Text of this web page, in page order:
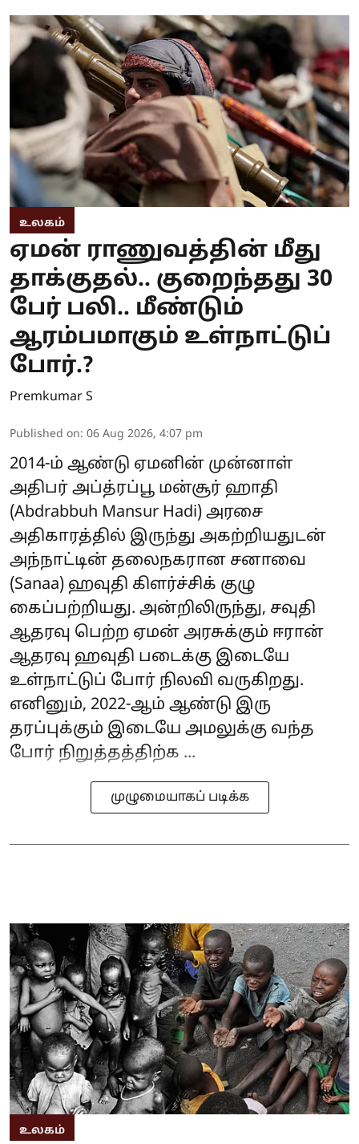
உலகம்
ஏமன் ராணுவத்தின் மீது
தாக்குதல்.. குறைந்தது 30
பேர் பலி.. மீண்டும்
ஆரம்பமாகும் உள்நாட்டுப்
போர்.?
Premkumar S
Published on: 06 Aug 2026, 4:07 pm
2014-ம் ஆண்டு ஏமனின் முன்னாள்
அதிபர் அப்த்ரப்பூ மன்சூர் ஹாதி
(Abdrabbuh Mansur Hadi) அரசை
அதிகாரத்தில் இருந்து அகற்றியதுடன்
அந்நாட்டின் தலைநகரான சனாவை
(Sanaa) ஹவுதி கிளர்ச்சிக் குழு
கைப்பற்றியது. அன்றிலிருந்து, சவுதி
ஆதரவு பெற்ற ஏமன் அரசுக்கும் ஈரான்
ஆதரவு ஹவுதி படைக்கு இடையே
உள்நாட்டுப் போர் நிலவி வருகிறது.
எனினும், 2022-ஆம் ஆண்டு இரு
தரப்புக்கும் இடையே அமலுக்கு வந்த
போர் நிறுத்தத்திற்க ...
முழுமையாகப் படிக்க
உலகம்